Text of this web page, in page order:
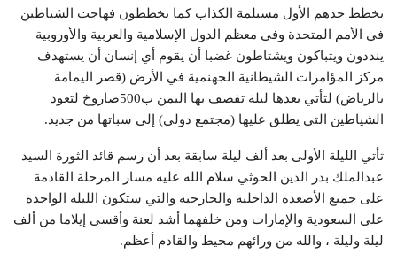
يخطط جدهم الأول مسيلمة الكذاب كما يخططون فهاجت الشياطين
في الأمم المتحدة وفي معظم الدول الإسلامية والعربية والأوروبية
ينددون ويتباكون ويشتاطون غضبا أن يقوم أي إنسان أن يستهدف
مركز المؤامرات الشيطانية الجهنمية في الأرض (قصر اليمامة
بالرياض) لتأتي بعدها ليلة تقصف بها اليمن ب500صاروخ لتعود
الشياطين التي يطلق عليها (مجتمع دولي) إلى سباتها من جديد.
تأتي الليلة الأولى بعد ألف ليلة سابقة بعد أن رسم قائد الثورة السيد
عبدالملك بدر الدين الحوثي سلام الله عليه مسار المرحلة القادمة
على جميع الأصعدة الداخلية والخارجية والتي ستكون الليلة الواحدة
على السعودية والإمارات ومن خلفهما أشد لعنة وأقسى إيلاما من ألف
ليلة وليلة ، والله من ورائهم محيط والقادم أعظم.